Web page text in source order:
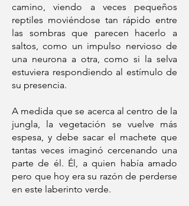
camino, viendo a veces pequeños
reptiles moviéndose tan rápido entre
las sombras que parecen hacerlo a
saltos, como un impulso nervioso de
una neurona a otra, como si la selva
estuviera respondiendo al estímulo de
su presencia.
A medida que se acerca al centro de la
jungla, la vegetación se vuelve más
espesa, y debe sacar el machete que
tantas veces imaginó cercenando una
parte de él. Él, a quien había amado
pero que hoy era su razón de perderse
en este laberinto verde.